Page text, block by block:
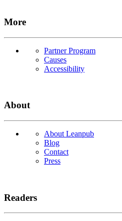
More
Partner Program
Causes
Accessibility
About
About Leanpub
Blog
Contact
Press
Readers